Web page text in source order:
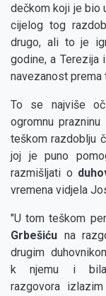
dečkom koji je bio
cijelog tog
drugo, ali to je
godine, a Terezija
navezanost prema
To se najviše
ogromnu
teškom razdoblju
joj je puno
razmišljati o
vremena vidjela
"U tom teškom
Grbešiću na
drugim
k njemu i bila
razgovora